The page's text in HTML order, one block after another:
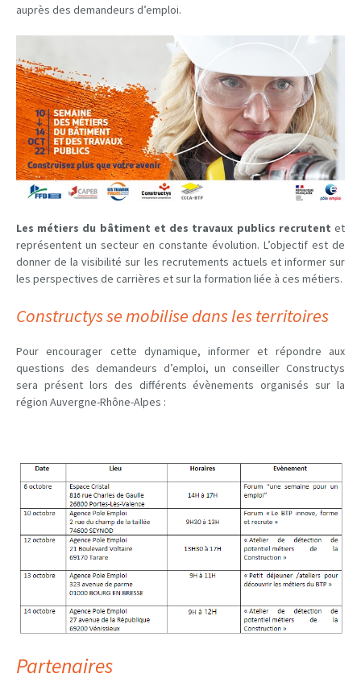
auprès des demandeurs d’emploi.
Les métiers du bâtiment et des travaux publics recrutent et
représentent un secteur en constante évolution. L’objectif est de
donner de la visibilité sur les recrutements actuels et informer sur
les perspectives de carrières et sur la formation liée à ces métiers.
Constructys se mobilise dans les territoires
Pour encourager cette dynamique, informer et répondre aux
questions des demandeurs d’emploi, un conseiller Constructys
sera présent lors des différents évènements organisés sur la
région Auvergne-Rhône-Alpes :
Partenaires